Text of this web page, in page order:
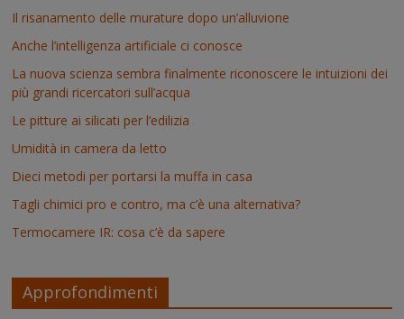
Il risanamento delle murature dopo un’alluvione
Anche l’intelligenza artificiale ci conosce
La nuova scienza sembra finalmente riconoscere le intuizioni dei
più grandi ricercatori sull’acqua
Le pitture ai silicati per l’edilizia
Umidità in camera da letto
Dieci metodi per portarsi la muffa in casa
Tagli chimici pro e contro, ma c’è una alternativa?
Termocamere IR: cosa c’è da sapere
Approfondimenti